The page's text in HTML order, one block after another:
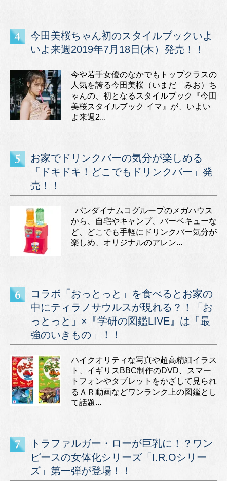
今田美桜ちゃん初のスタイルブックいよ
いよ来週2019年7月18日(木）発売！！
今や若手女優のなかでもトップクラスの
人気を誇る今田美桜（いまだ みお）ち
ゃんの、初となるスタイルブック『今田
美桜スタイルブック イマ』が、いよい
よ来週2...
お家でドリンクバーの気分が楽しめる
「ドキドキ！どこでもドリンクバー」発
売！！
バンダイナムコグループのメガハウス
から、自宅やキャンプ、バーベキューな
ど、どこでも手軽にドリンクバー気分が
楽しめ、オリジナルのアレン...
コラボ「おっとっと」を食べるとお家の
中にティラノサウルスが現れる？！「お
っとっと」×『学研の図鑑LIVE』は「最
強のいきもの」！！
ハイクオリティな写真や超高精細イラス
ト、イギリスBBC制作のDVD、スマー
トフォンやタブレットをかざして見られ
るＡＲ動画などワンランク上の図鑑とし
て話題...
トラファルガー・ローが巨乳に！？ワン
ピースの女体化シリーズ「I.R.Oシリー
ズ」第一弾が登場！！